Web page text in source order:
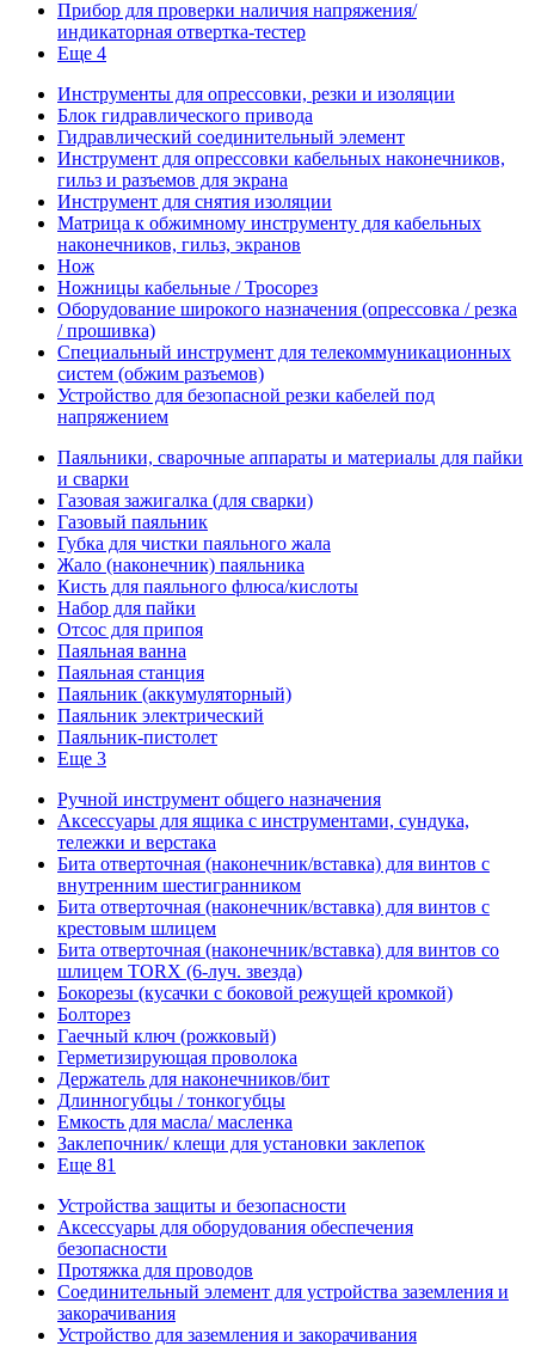
Прибор для проверки наличия напряжения/
индикаторная отвертка-тестер
Еще 4
Инструменты для опрессовки, резки и изоляции
Блок гидравлического привода
Гидравлический соединительный элемент
Инструмент для опрессовки кабельных наконечников,
гильз и разъемов для экрана
Инструмент для снятия изоляции
Матрица к обжимному инструменту для кабельных
наконечников, гильз, экранов
Нож
Ножницы кабельные / Тросорез
Оборудование широкого назначения (опрессовка / резка
/ прошивка)
Специальный инструмент для телекоммуникационных
систем (обжим разъемов)
Устройство для безопасной резки кабелей под
напряжением
Паяльники, сварочные аппараты и материалы для пайки
и сварки
Газовая зажигалка (для сварки)
Газовый паяльник
Губка для чистки паяльного жала
Жало (наконечник) паяльника
Кисть для паяльного флюса/кислоты
Набор для пайки
Отсос для припоя
Паяльная ванна
Паяльная станция
Паяльник (аккумуляторный)
Паяльник электрический
Паяльник-пистолет
Еще 3
Ручной инструмент общего назначения
Аксессуары для ящика с инструментами, сундука,
тележки и верстака
Бита отверточная (наконечник/вставка) для винтов с
внутренним шестигранником
Бита отверточная (наконечник/вставка) для винтов с
крестовым шлицем
Бита отверточная (наконечник/вставка) для винтов со
шлицем TORX (6-луч. звезда)
Бокорезы (кусачки с боковой режущей кромкой)
Болторез
Гаечный ключ (рожковый)
Герметизирующая проволока
Держатель для наконечников/бит
Длинногубцы / тонкогубцы
Емкость для масла/ масленка
Заклепочник/ клещи для установки заклепок
Еще 81
Устройства защиты и безопасности
Аксессуары для оборудования обеспечения
безопасности
Протяжка для проводов
Соединительный элемент для устройства заземления и
закорачивания
Устройство для заземления и закорачивания